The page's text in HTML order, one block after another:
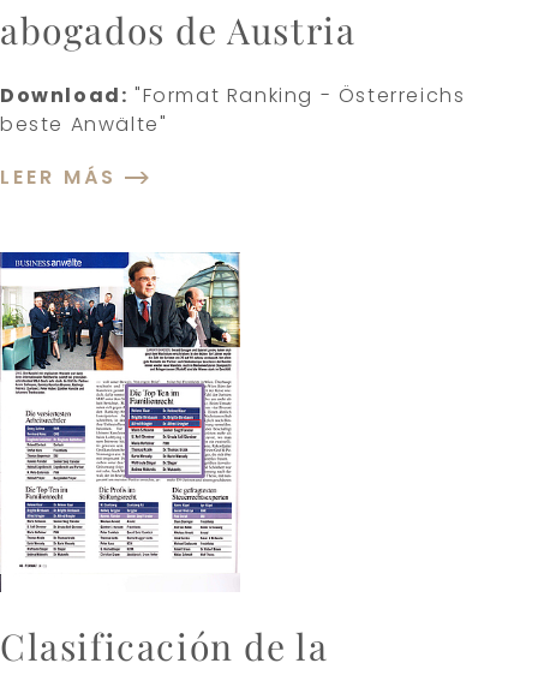
abogados de Austria
Download: "Format Ranking - Österreichs
beste Anwälte"
LEER MÁS
Clasificación de la